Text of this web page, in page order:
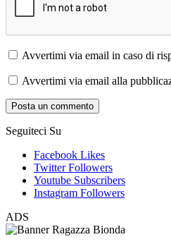
Avvertimi via email in caso di
Avvertimi via email alla
Seguiteci Su
Facebook Likes
Twitter Followers
Youtube Subscribers
Instagram Followers
ADS